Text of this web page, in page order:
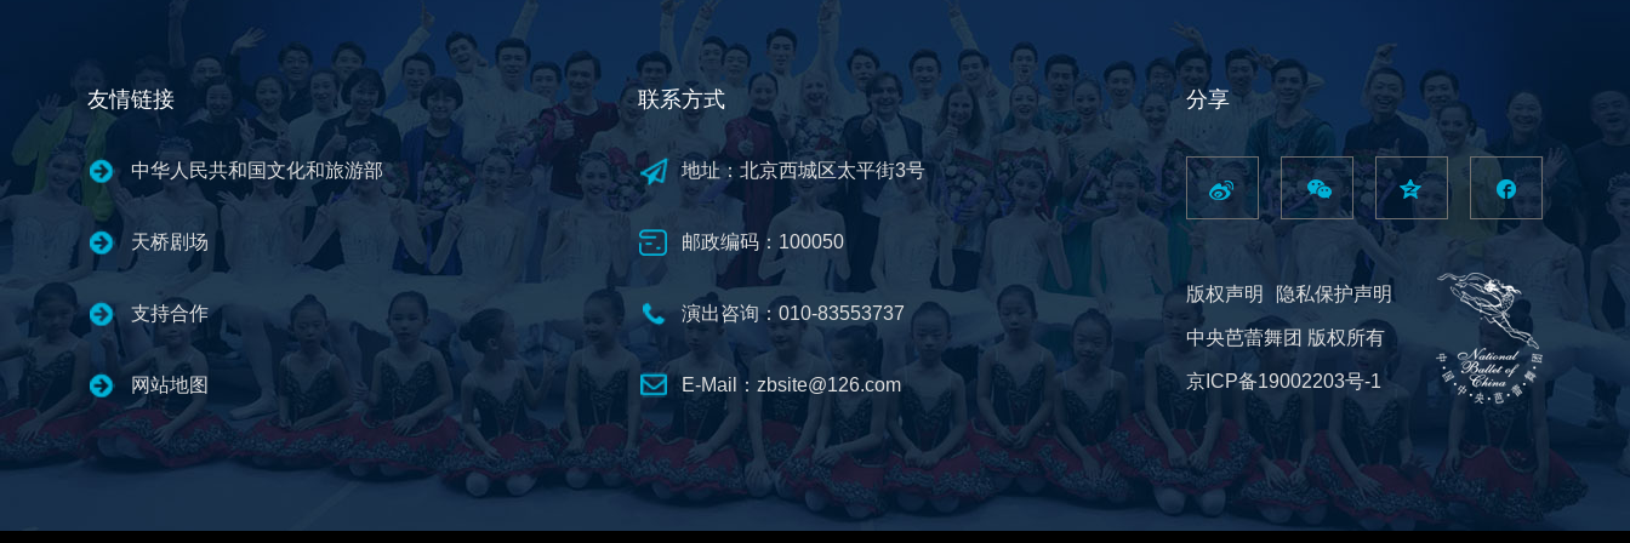
友情链接
中华人民共和国文化和旅游部
天桥剧场
支持合作
网站地图
联系方式
地址：北京西城区太平街3号
邮政编码：100050
演出咨询：010-83553737
E-Mail：zbsite@126.com
分享
版权声明 隐私保护声明
中央芭蕾舞团 版权所有
京ICP备19002203号-1